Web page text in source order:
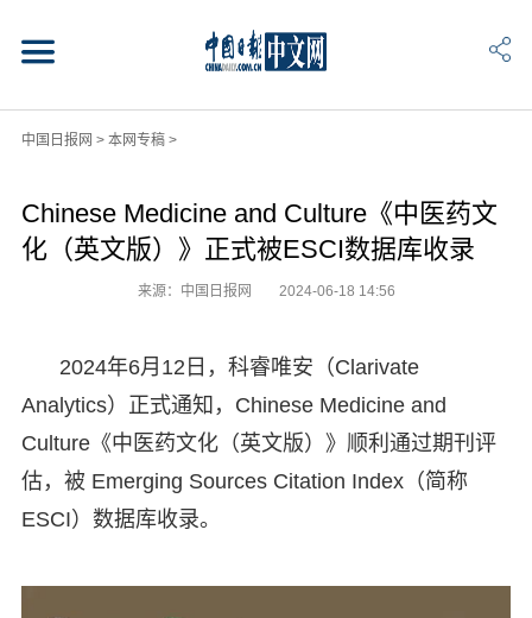
中国日报网 > 本网专稿>
Chinese Medicine and Culture《中医药文
化（英文版）》正式被ESCI数据库收录
来源：中国日报网 2024-06-18 14:56
2024年6月12日，科睿唯安（Clarivate
Analytics）正式通知，Chinese Medicine and
Culture《中医药文化（英文版）》顺利通过期刊评
估，被 Emerging Sources Citation Index（简称
ESCI）数据库收录。